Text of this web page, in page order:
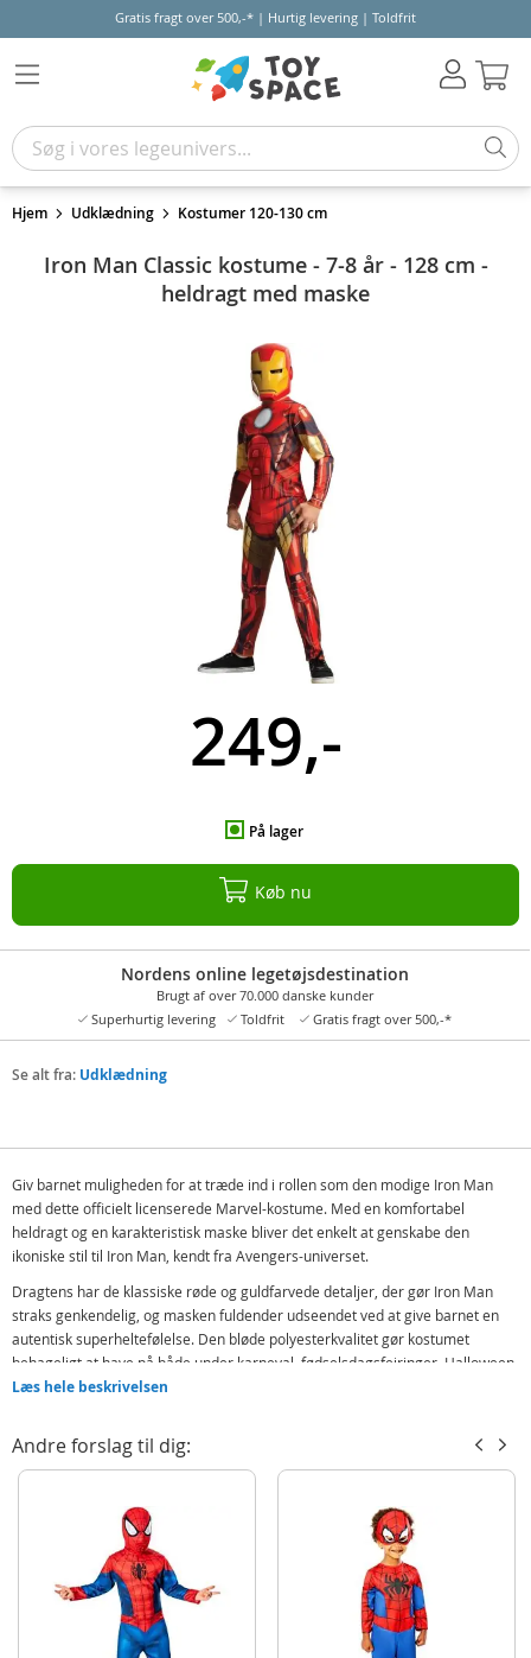
Gratis fragt over 500,-* | Hurtig levering | Toldfrit
Hjem Udklædning Kostumer 120-130 cm
Iron Man Classic kostume - 7-8 år - 128 cm -
heldragt med maske
249,-
På lager
Køb nu
Nordens online legetøjsdestination
Brugt af over 70.000 danske kunder
Superhurtig levering
Toldfrit Gratis fragt over 500,-*
Se alt fra: Udklædning
Giv barnet muligheden for at træde ind i rollen som den modige Iron Man
med dette officielt licenserede Marvel-kostume. Med en komfortabel
heldragt og en karakteristisk maske bliver det enkelt at genskabe den
ikoniske stil til Iron Man, kendt fra Avengers-universet.
Dragtens har de klassiske røde og guldfarvede detaljer, der gør Iron Man
straks genkendelig, og masken fuldender udseendet ved at give barnet en
autentisk superheltefølelse. Den bløde polyesterkvalitet gør kostumet
behageligt at have på både under karneval, fødselsdagsfejringer, Halloween
eller til leg derhjemme. Kostumet har enkel lukning bagpå, hvilket gør det
Dette er mere end bare et kostume – det er en billet til timevis med
fantasifuld leg og eventyr i superheltens verden. Med Iron Man Classic
midtpunktet på enhver fest eller legestund.
Iron Man heldragt
Læs hele beskrivelsen
Andre forslag til dig: